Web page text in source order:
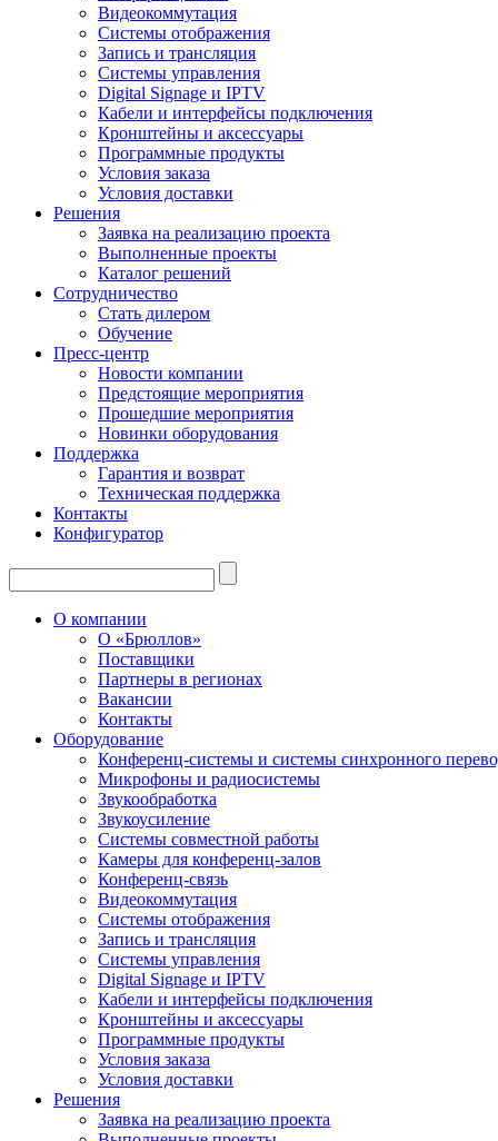
Видеокоммутация
Системы отображения
Запись и трансляция
Системы управления
Digital Signage и IPTV
Кабели и интерфейсы подключения
Кронштейны и аксессуары
Программные продукты
Условия заказа
Условия доставки
Решения
Заявка на реализацию проекта
Выполненные проекты
Каталог решений
Сотрудничество
Стать дилером
Обучение
Пресс-центр
Новости компании
Предстоящие мероприятия
Прошедшие мероприятия
Новинки оборудования
Поддержка
Гарантия и возврат
Техническая поддержка
Контакты
Конфигуратор
О компании
О «Брюллов»
Поставщики
Партнеры в регионах
Вакансии
Контакты
Оборудование
Конференц-системы и системы синхронного
Микрофоны и радиосистемы
Звукообработка
Звукоусиление
Системы совместной работы
Камеры для конференц-залов
Конференц-связь
Видеокоммутация
Системы отображения
Запись и трансляция
Системы управления
Digital Signage и IPTV
Кабели и интерфейсы подключения
Кронштейны и аксессуары
Программные продукты
Условия заказа
Условия доставки
Решения
Заявка на реализацию проекта